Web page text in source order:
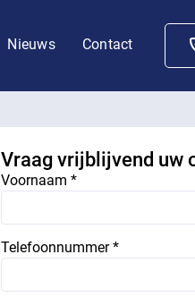
Nieuws Contact
Vraag vrijblijvend uw
Voornaam *
Telefoonnummer *